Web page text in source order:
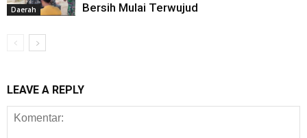
Daerah
Bersih Mulai Terwujud
LEAVE A REPLY